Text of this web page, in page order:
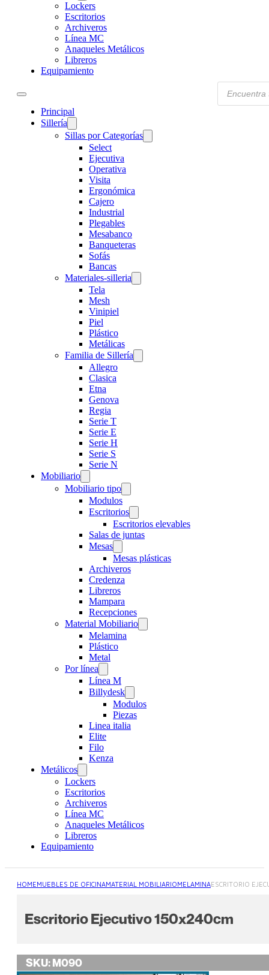
Lockers
Escritorios
Archiveros
Línea MC
Anaqueles Metálicos
Libreros
Equipamiento
Principal
Sillería
Sillas por Categorías
Select
Ejecutiva
Operativa
Visita
Ergonómica
Cajero
Industrial
Plegables
Mesabanco
Banqueteras
Sofás
Bancas
Materiales-silleria
Tela
Mesh
Vinipiel
Piel
Plástico
Metálicas
Familia de Sillería
Allegro
Clasica
Etna
Genova
Regia
Serie T
Serie E
Serie H
Serie S
Serie N
Mobiliario
Mobiliario tipo
Modulos
Escritorios
Escritorios elevables
Salas de juntas
Mesas
Mesas plásticas
Archiveros
Credenza
Libreros
Mampara
Recepciones
Material Mobiliario
Melamina
Plástico
Metal
Por línea
Línea M
Billydesk
Modulos
Piezas
Linea italia
Elite
Filo
Kenza
Metálicos
Lockers
Escritorios
Archiveros
Línea MC
Anaqueles Metálicos
Libreros
Equipamiento
Products
search
HOMEMUEBLES DE OFICINAMATERIAL MOBILIARIOMELAMINAESCRITORIO
Escritorio Ejecutivo 150x240cm
SKU:M090